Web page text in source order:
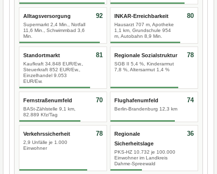
Alltagsversorgung
Supermarkt 2,4 Min., Notfall
11,6 Min., Schwimmbad 3,6
Min.
92 INKAR-Erreichbarkeit
Hausarzt 707 m, Apotheke
1,1 km, Grundschule 954
m, Autobahn 8,9 Min.
80
Standortmarkt
Kaufkraft 34.848 EUR/Ew.,
Steuerkraft 852 EUR/Ew.,
Einzelhandel 9.053
EUR/Ew.
81 Regionale Sozialstruktur
SGB II 5,4 %, Kinderarmut
7,8 %, Altersarmut 1,4 %
78
Fernstraßenumfeld
BASt-Zählstelle 9,1 km,
82.889 Kfz/Tag
70 Flughafenumfeld
Berlin-Brandenburg 12,3 km
74
Verkehrssicherheit
2,9 Unfälle je 1.000
Einwohner
78
Regionale
Sicherheitslage
PKS-HZ 10.732 je 100.000
Einwohner im Landkreis
Dahme-Spreewald
36